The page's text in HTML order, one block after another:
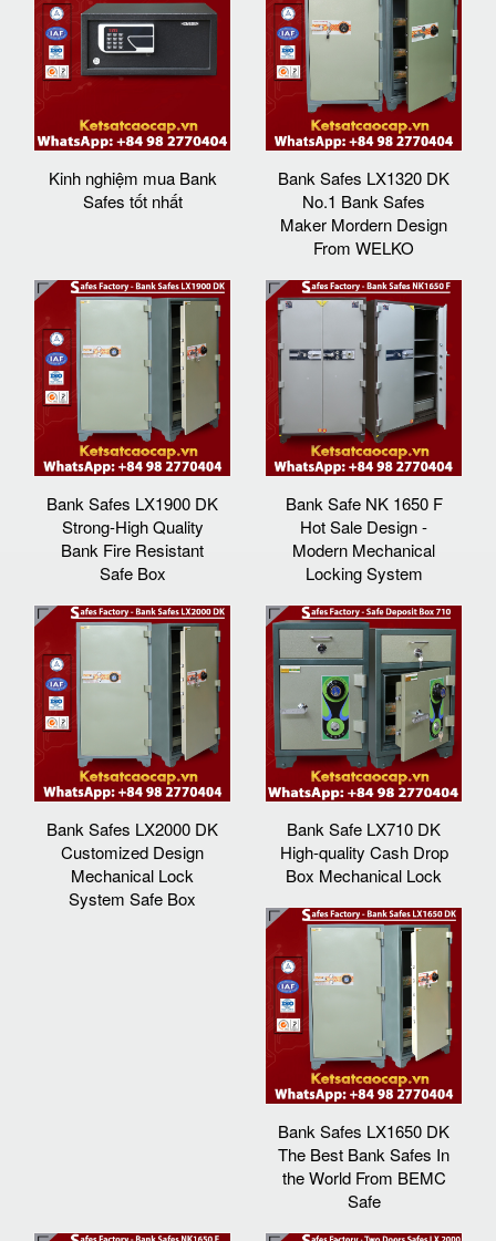
Kinh nghiệm mua Bank
Safes tốt nhất
Bank Safes LX1320 DK
No.1 Bank Safes
Maker Mordern Design
From WELKO
Bank Safes LX1900 DK
Strong-High Quality
Bank Fire Resistant
Safe Box
Bank Safe NK 1650 F
Hot Sale Design -
Modern Mechanical
Locking System
Bank Safes LX2000 DK
Customized Design
Mechanical Lock
System Safe Box
Bank Safe LX710 DK
High-quality Cash Drop
Box Mechanical Lock
Bank Safes LX1650 DK
The Best Bank Safes In
the World From BEMC
Safe